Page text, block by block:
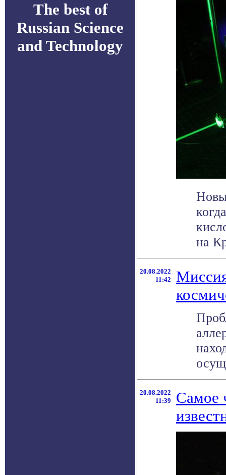
The best of
Russian Science
and Technology
на
20.08.2022
11:42
20.08.2022
11:39
Самое